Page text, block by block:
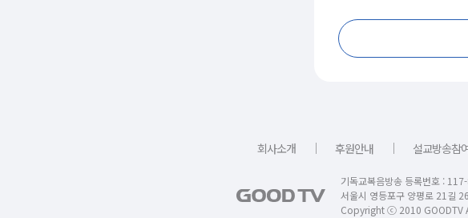
회사소개 ｜ 후원안내 ｜ 설교방송참
기독교복음방송 등록번호 :
서울시 영등포구 양평로 21길
Copyright ⓒ 2010 GOODTV